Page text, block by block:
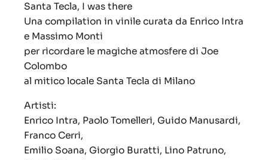
Santa Tecla, I was there
Una compilation in vinile curata da Enrico Intra
e Massimo Monti
per ricordare le magiche atmosfere di Joe
Colombo
al mitico locale Santa Tecla di Milano
Artisti:
Enrico Intra, Paolo Tomelleri, Guido Manusardi,
Franco Cerri,
Emilio Soana, Giorgio Buratti, Lino Patruno,